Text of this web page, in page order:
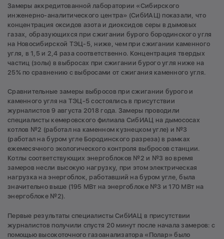
Замеры аккредитованной лаборатории «Сибирского
инженерно-аналитического центра» (СибИАЦ) показали, что
концентрация оксидов азота и диоксидов серы в дымовых
газах, образующихся при сжигании бурого бородинского угля
на Новосибирской ТЭЦ-5, ниже, чем при сжигании каменного
угля, в 1,5 и 2,4 раза соответственно. Концентрация твердых
частиц (золы) в выбросах при сжигании бурого угля ниже на
25% по сравнению с выбросами от сжигания каменного угля.
Сравнительные замеры выбросов при сжигании бурого и
каменного угля на ТЭЦ-5 состоялись в присутствии
журналистов 9 августа 2018 года. Замеры проводили
специалисты кемеровского филиала СибИАЦ на дымососах
котлов №2 (работал на каменном кузнецком угле) и №3
(работал на буром угле Бородинского разреза) в рамках
ежемесячного экологического контроля выбросов станции.
Котлы соответствующих энергоблоков №2 и №3 во время
замеров несли высокую нагрузку, при этом электрическая
нагрузка на энергоблок, работавший на буром угле, была
значительно выше (195 МВт на энергоблоке №3 и 170 МВт на
энергоблоке №2).
Первые результаты специалисты СибИАЦ в присутствии
журналистов получили спустя 20 минут после начала замеров: с
помощью высокоточного газоанализатора «Полар» было